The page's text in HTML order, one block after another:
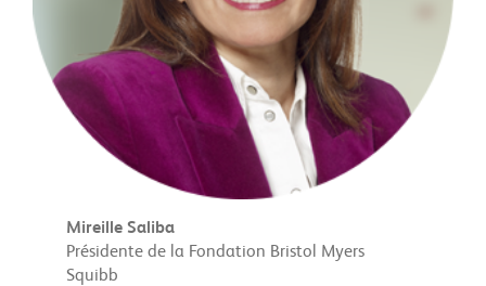
Mireille Saliba
Présidente de la Fondation Bristol Myers
Squibb